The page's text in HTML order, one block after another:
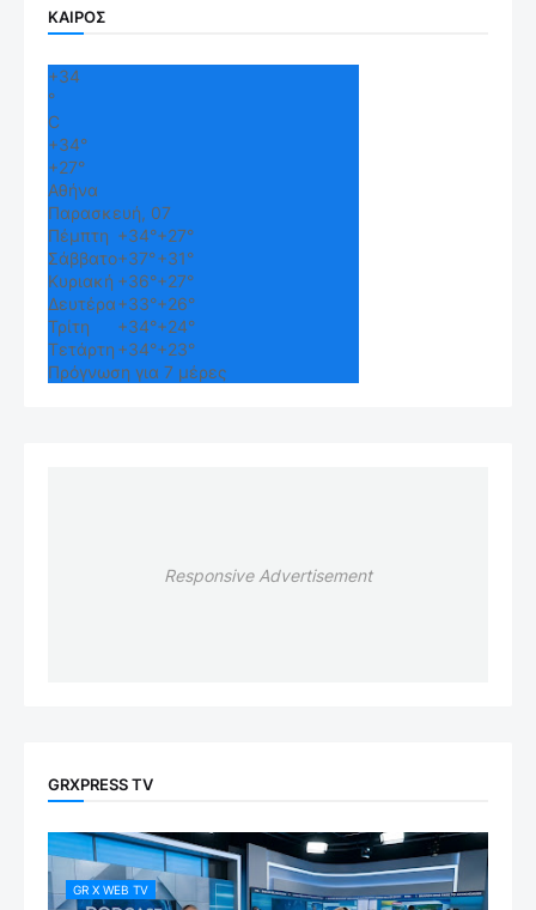
ΚΑΙΡΟΣ
+34
°
C
+34°
+27°
Αθήνα
Παρασκευή, 07
Πέμπτη +34°+27°
Σάββατο+37°+31°
Κυριακή +36°+27°
Δευτέρα+33°+26°
Τρίτη
+34°+24°
Τετάρτη +34°+23°
Πρόγνωση για 7 μέρες
Responsive Advertisement
GRXPRESS TV
GR X WEB TV